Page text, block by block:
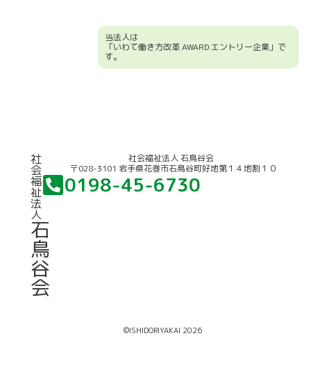
当法人は
「いわて働き方改革 AWARD エントリー企業」で
す。
社
会
福
祉
法
人
石
鳥
谷
会
社会福祉法人 石鳥谷会
〒028-3101 岩手県花巻市石鳥谷町好地第１４地割１０
0198-45-6730
©ISHIDORIYAKAI 2026